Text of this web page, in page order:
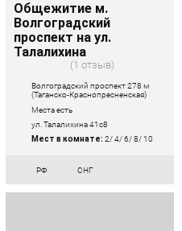
Общежитие м.
Волгоградский
проспект на ул.
Талалихина
1 отзыв
Волгоградский проспект 278 м
(Таганско-Краснопресненская)
Места есть
ул. Талалихина 41с8
Мест в комнате: 2/ 4/ 6/ 8/ 10
РФ СНГ